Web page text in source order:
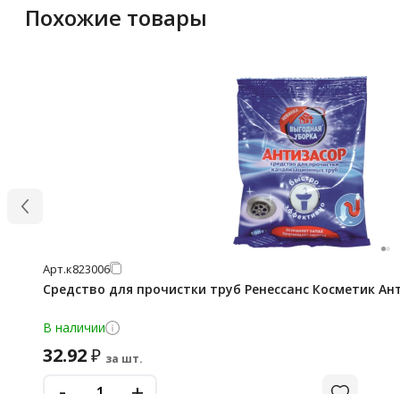
Похожие товары
Арт.к823006
Средство для прочистки труб Ренессанс Косметик
В наличии
32.92₽ за шт.